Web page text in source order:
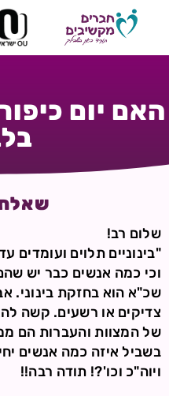
האם יום
שלום רב!
"בינוניים תלוים
וכי כמה אנשים כבר יש שהם
שכ"א הוא בחזקת בינוני.
צדיקים או רשעים. קשה
של המצוות והעברות הם
בשביל איזה כמה אנשים
ויוה"כ וכו'?! תודה רבה!!